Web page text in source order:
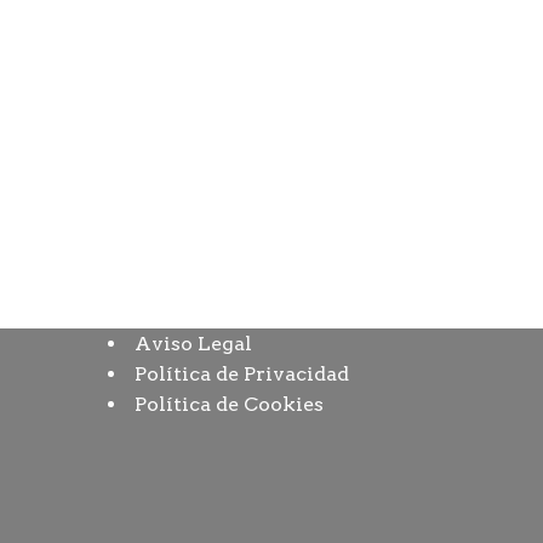
Aviso Legal
Política de Privacidad
Política de Cookies